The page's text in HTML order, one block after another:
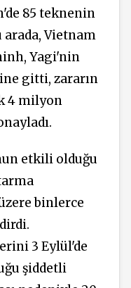
85 teknenin
arada, Vietnam
Yagi'nin
gitti, zararın
4 milyon
etkili olduğu
binlerce
3 Eylül'de
şiddetli